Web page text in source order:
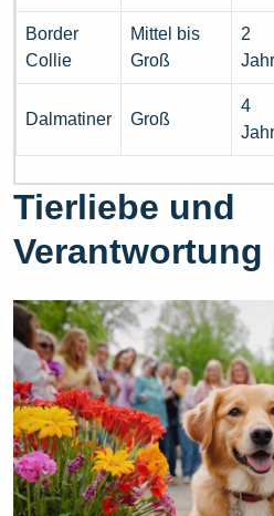
Border
Collie
Mittel bis
Groß
2
Dalmatiner Groß
4
Tierliebe und